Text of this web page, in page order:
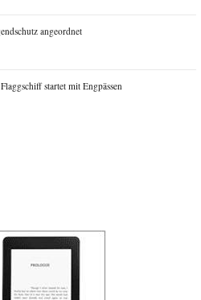
angeordnet
startet mit Engpässen